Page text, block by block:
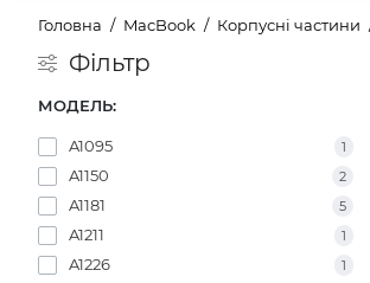
Головна MacBook Корпусні частини
Фільтр
МОДЕЛЬ:
A1095 1
A1150 2
A1181 5
A1211 1
A1226 1